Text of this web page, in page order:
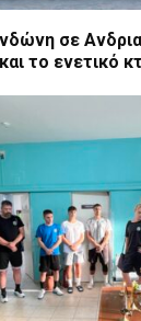
σε
το ενετικό